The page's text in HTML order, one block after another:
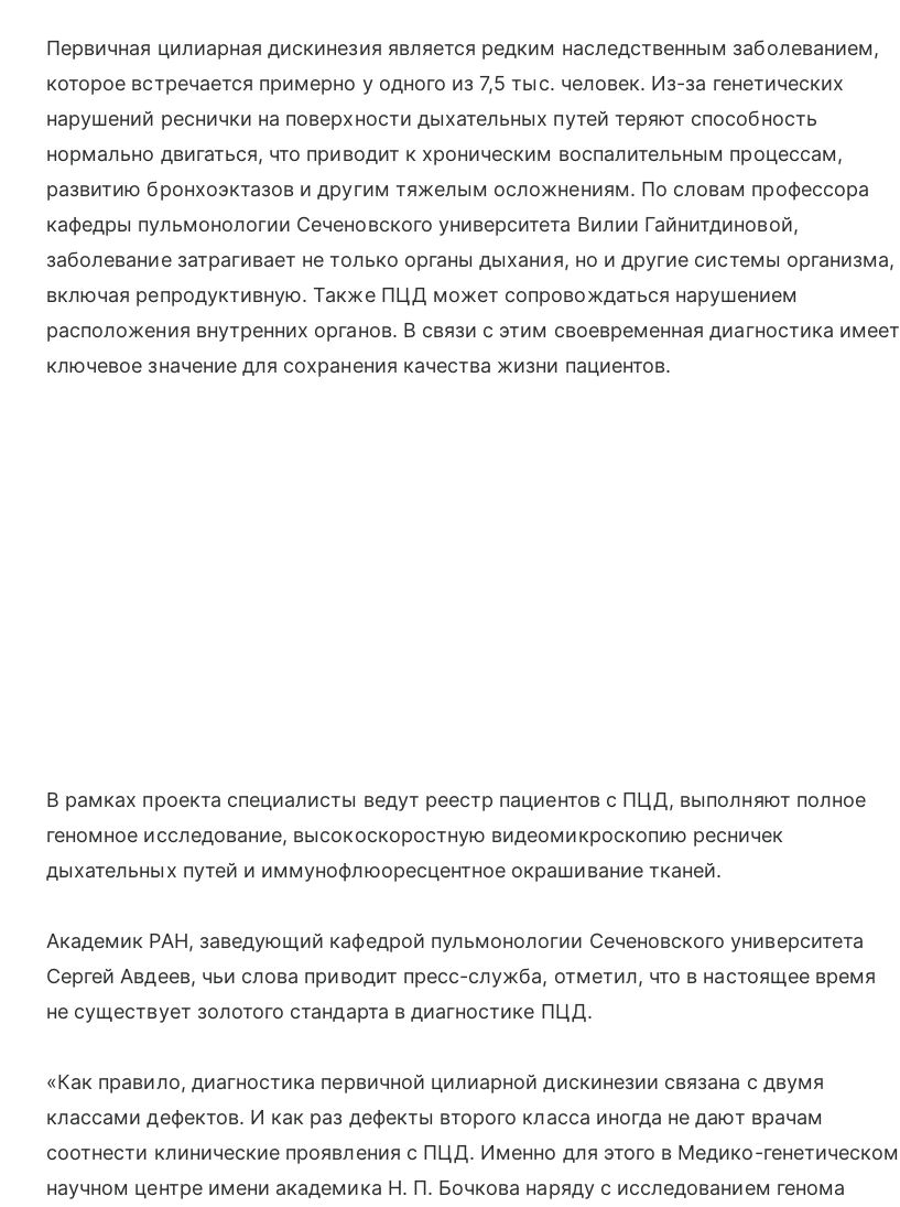
Первичная цилиарная дискинезия является редким наследственным заболеванием,
которое встречается примерно у одного из 7,5 тыс. человек. Из-за генетических
нарушений реснички на поверхности дыхательных путей теряют способность
нормально двигаться, что приводит к хроническим воспалительным процессам,
развитию бронхоэктазов и другим тяжелым осложнениям. По словам профессора
кафедры пульмонологии Сеченовского университета Вилии Гайнитдиновой,
заболевание затрагивает не только органы дыхания, но и другие системы организма,
включая репродуктивную. Также ПЦД может сопровождаться нарушением
расположения внутренних органов. В связи с этим своевременная диагностика имеет
ключевое значение для сохранения качества жизни пациентов.
В рамках проекта специалисты ведут реестр пациентов с ПЦД, выполняют полное
геномное исследование, высокоскоростную видеомикроскопию ресничек
дыхательных путей и иммунофлюоресцентное окрашивание тканей.
Академик РАН, заведующий кафедрой пульмонологии Сеченовского университета
Сергей Авдеев, чьи слова приводит пресс-служба, отметил, что в настоящее время
не существует золотого стандарта в диагностике ПЦД.
«Как правило, диагностика первичной цилиарной дискинезии связана с двумя
классами дефектов. И как раз дефекты второго класса иногда не дают врачам
соотнести клинические проявления с ПЦД. Именно для этого в Медико-генетическом
научном центре имени академика Н. П. Бочкова наряду с исследованием генома